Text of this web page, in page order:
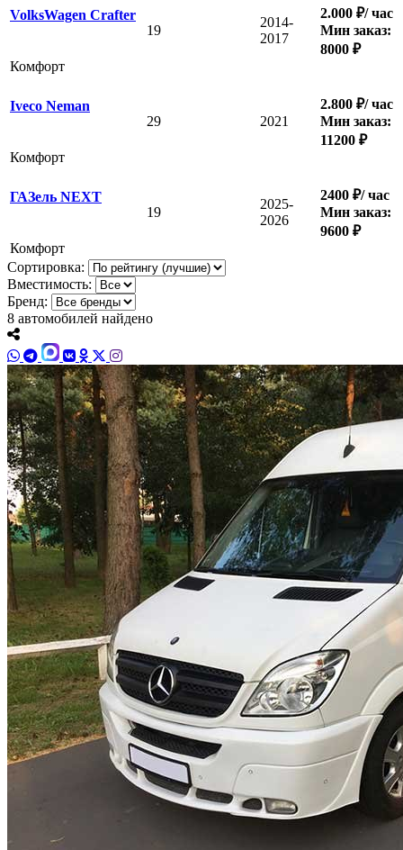
VolksWagen Crafter
Комфорт
19
2014-
2017
2.000 ₽/ час
Мин заказ:
8000 ₽
Iveco Neman
Комфорт
29 2021
2.800 ₽/ час
Мин заказ:
11200 ₽
ГАЗель NEXT
Комфорт
19
2025-
2026
2400 ₽/ час
Мин заказ:
9600 ₽
Сортировка:
Вместимость:
Бренд:
8 автомобилей найдено